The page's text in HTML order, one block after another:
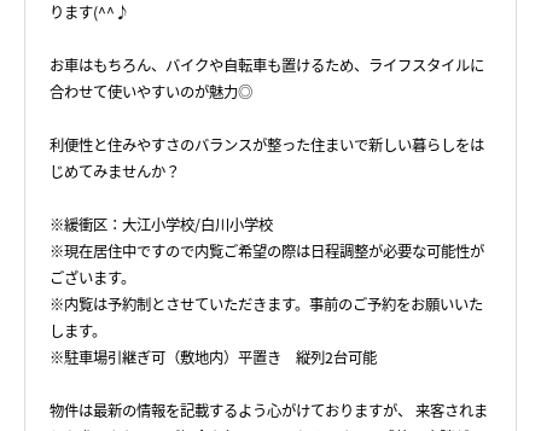
ります(^^♪
お車はもちろん、バイクや自転車も置けるため、ライフスタイルに
合わせて使いやすいのが魅力◎
利便性と住みやすさのバランスが整った住まいで新しい暮らしをは
じめてみませんか？
※緩衝区：大江小学校/白川小学校
※現在居住中ですので内覧ご希望の際は日程調整が必要な可能性が
ございます。
※内覧は予約制とさせていただきます。事前のご予約をお願いいた
します。
※駐車場引継ぎ可（敷地内）平置き 縦列2台可能
物件は最新の情報を記載するよう心がけておりますが、 来客されま